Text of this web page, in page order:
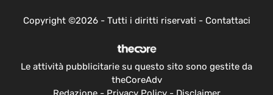
Copyright ©2026 - Tutti i diritti riservati - Contattaci
Le attività pubblicitarie su questo sito sono gestite da
theCoreAdv